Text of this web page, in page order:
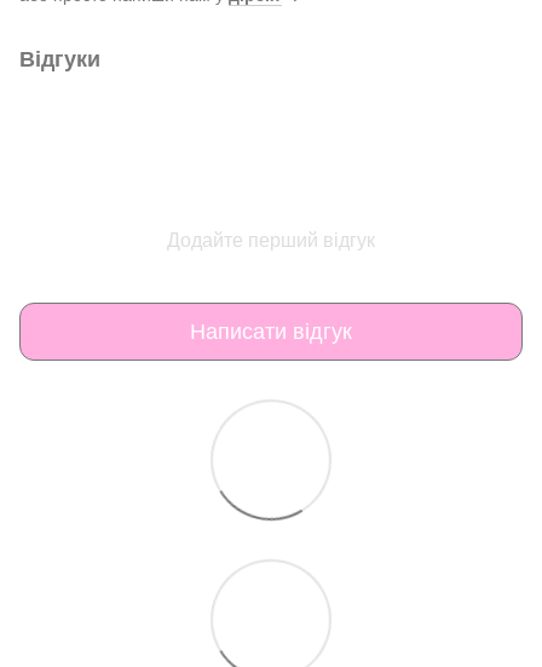
Відгуки
Додайте перший відгук
Написати відгук